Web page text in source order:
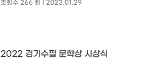
조회수 266 회
| 2023.01.29
2022 경기수필 문학상 시상식